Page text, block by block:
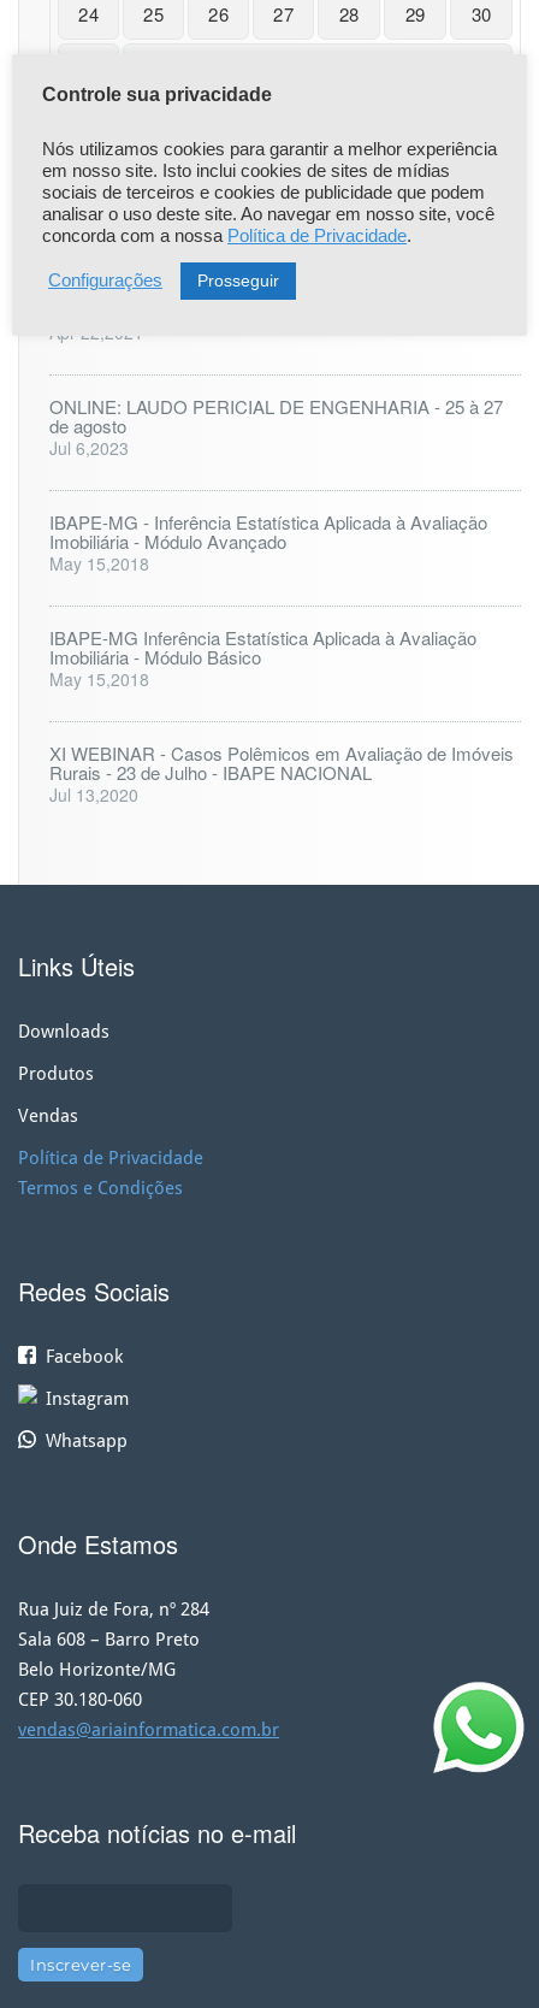
3
2?
24 25 26 27 28 29 30
Popular | Recent | Comentário
Apr 22,2021
ONLINE: LAUDO PERICIAL DE ENGENHARIA - 25 à 27
de agosto
Jul 6,2023
IBAPE-MG - Inferência Estatística Aplicada à Avaliação
Imobiliária - Módulo Avançado
May 15,2018
IBAPE-MG Inferência Estatística Aplicada à Avaliação
Imobiliária - Módulo Básico
May 15,2018
XI WEBINAR - Casos Polêmicos em Avaliação de Imóveis
Rurais - 23 de Julho - IBAPE NACIONAL
Jul 13,2020
Links Úteis
Downloads
Produtos
Vendas
Política de Privacidade
Termos e Condições
Redes Sociais
Facebook
Instagram
Whatsapp
Onde Estamos
Rua Juiz de Fora, nº 284
Sala 608 – Barro Preto
Belo Horizonte/MG
CEP 30.180-060
vendas@ariainformatica.com.br
Receba notícias no e-mail
Controle sua privacidade
Nós utilizamos cookies para garantir a melhor experiência
em nosso site. Isto inclui cookies de sites de mídias
sociais de terceiros e cookies de publicidade que podem
analisar o uso deste site. Ao navegar em nosso site, você
concorda com a nossa Política de Privacidade.
Configurações Prosseguir